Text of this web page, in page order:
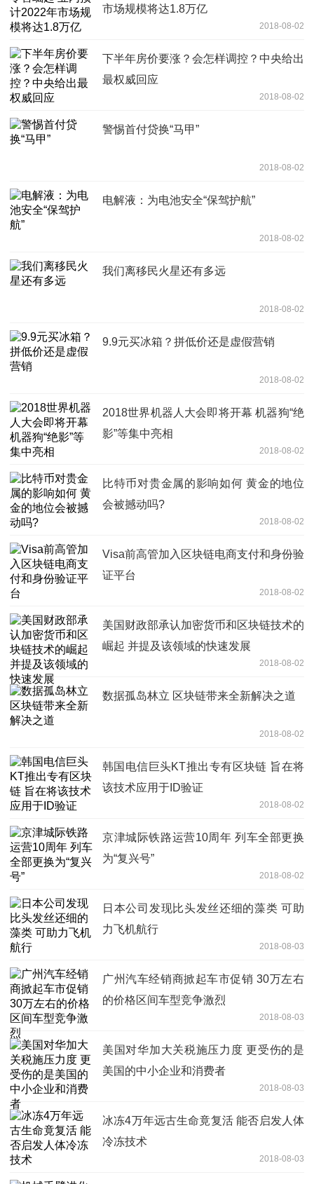
市场规模将达1.8万亿
2018-08-02
下半年房价要涨？会怎样调控？中央给出
最权威回应
2018-08-02
警惕首付贷换“马甲”
2018-08-02
电解液：为电池安全“保驾护航”
2018-08-02
我们离移民火星还有多远
2018-08-02
9.9元买冰箱？拼低价还是虚假营销
2018-08-02
2018世界机器人大会即将开幕 机器狗“绝
影”等集中亮相
2018-08-02
比特币对贵金属的影响如何 黄金的地位
会被撼动吗?
2018-08-02
Visa前高管加入区块链电商支付和身份验
证平台
2018-08-02
美国财政部承认加密货币和区块链技术的
崛起 并提及该领域的快速发展
2018-08-02
数据孤岛林立 区块链带来全新解决之道
2018-08-02
韩国电信巨头KT推出专有区块链 旨在将
该技术应用于ID验证
2018-08-02
京津城际铁路运营10周年 列车全部更换
为“复兴号”
2018-08-02
日本公司发现比头发丝还细的藻类 可助
力飞机航行
2018-08-03
广州汽车经销商掀起车市促销 30万左右
的价格区间车型竞争激烈
2018-08-03
美国对华加大关税施压力度 更受伤的是
美国的中小企业和消费者
2018-08-03
冰冻4万年远古生命竟复活 能否启发人体
冷冻技术
2018-08-03